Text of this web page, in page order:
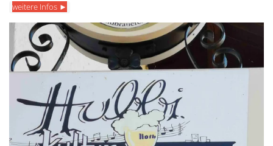
weitere Infos ►